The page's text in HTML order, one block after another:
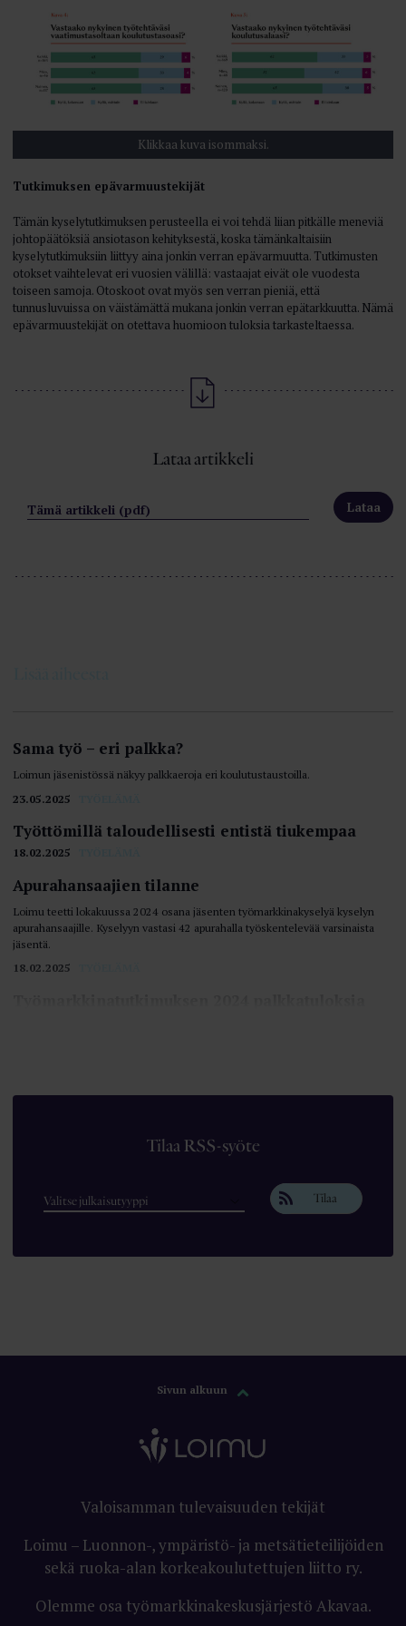
Klikkaa kuva isommaksi.
Tutkimuksen epävarmuustekijät
Tämän kyselytutkimuksen perusteella ei voi tehdä liian pitkälle meneviä
johtopäätöksiä ansiotason kehityksestä, koska tämänkaltaisiin
kyselytutkimuksiin liittyy aina jonkin verran epävarmuutta. Tutkimusten
otokset vaihtelevat eri vuosien välillä: vastaajat eivät ole vuodesta
toiseen samoja. Otoskoot ovat myös sen verran pieniä, että
tunnusluvuissa on väistämättä mukana jonkin verran epätarkkuutta. Nämä
epävarmuustekijät on otettava huomioon tuloksia tarkasteltaessa.
Lataa artikkeli
Tämä artikkeli (pdf)
Sama työ – eri palkka?
Loimun jäsenistössä näkyy palkkaeroja eri koulutus­taustoilla.
23.05.2025
Työttömillä taloudellisesti entistä tiukempaa
18.02.2025
Apurahansaajien tilanne
Loimu teetti lokakuussa 2024 osana jäsenten työmarkkinakyselyä kyselyn
apurahansaajille. Kyselyyn vastasi 42 apurahalla työskentelevää varsinaista
jäsentä.
18.02.2025
toimiaseman mukaanTilaa RSS-syöte
Tilaa
Sivun alkuun
Valoisamman tulevaisuuden tekijät
Loimu – Luonnon-, ympäristö- ja metsätieteilijöiden
sekä ruoka-alan korkeakoulutettujen liitto ry.
Olemme osa työmarkkinakeskusjärjestö Akavaa.